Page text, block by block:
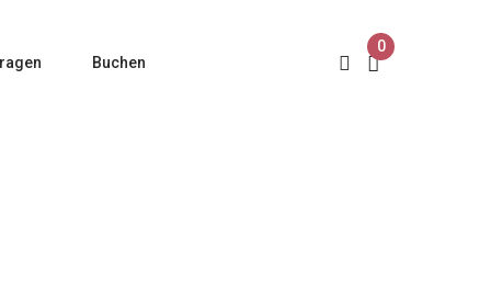
Buchen
0